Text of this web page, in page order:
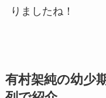
りましたね！
有村架純の幼少